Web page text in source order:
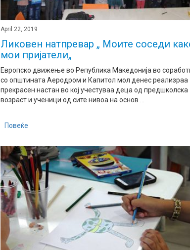
April 22, 2019
Ликовен натпревар „ Моите соседи
мои пријатели„
Европско движење во Република Македонија во
со општината Аеродром и Капитол мол денес реализраа
прекрасен настан во кој учестуваа деца од предшколска
возраст и ученици од сите нивоа на основ ...
Повеќе